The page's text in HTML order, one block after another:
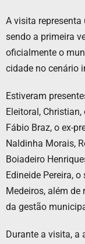
A visita
sendo a primeira
oficialmente o
cidade no cenário
Estiveram
Eleitoral,
Fábio Braz, o ex-
Naldinha Morais,
Boiadeiro
Edineide Pereira,
Medeiros, além de
da gestão
Durante a visita,